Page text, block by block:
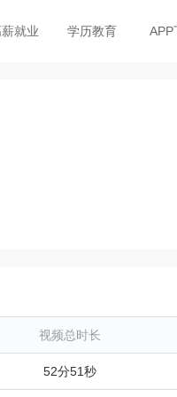
就业 学历教育 APP
视频总时长
52分51秒